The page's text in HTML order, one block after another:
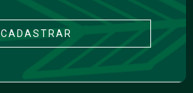
CADASTRAR